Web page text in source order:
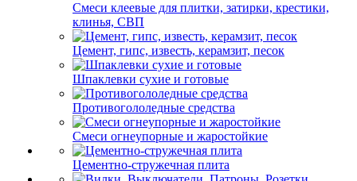
Смеси клеевые для плитки, затирки, крестики,
клинья, СВП
Цемент, гипс, известь, керамзит, песок
Шпаклевки сухие и готовые
Противогололедные средства
Смеси огнеупорные и жаростойкие
Цементно-стружечная плита